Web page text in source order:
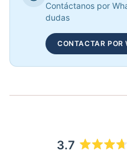
COP
Contáctanos por
dudas
CONTACTAR POR
3.7